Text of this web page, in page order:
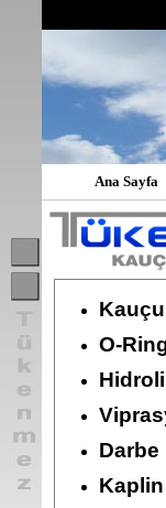
Ana Sayfa
O-